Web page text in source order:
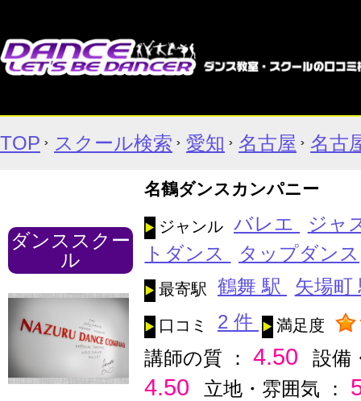
TOP スクール検索 愛知 名古屋 名古
ダンススクー
ル
名鶴ダンスカンパニー
ジャンル バレエ
ジャ
トダンス
タップダンス
最寄駅 鶴舞 駅 矢場
口コミ 2 件 満足度
講師の質 ：4.50 設備
4.50 立地・雰囲気 ：